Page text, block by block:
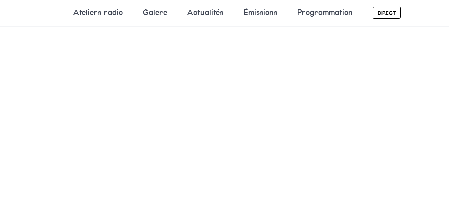
Ateliers radio Galere Actualités Émissions Programmation DIRECT